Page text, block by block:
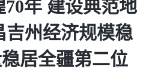
年 建设典范地
吉州经济规模稳
居全疆第二位